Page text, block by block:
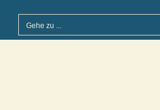
Gehe zu ...